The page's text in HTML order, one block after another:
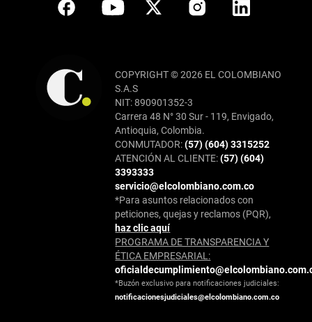
COPYRIGHT © 2026 EL COLOMBIANO
S.A.S
NIT: 890901352-3
Carrera 48 N° 30 Sur - 119, Envigado,
Antioquia, Colombia.
CONMUTADOR:(57) (604) 3315252
ATENCIÓN AL CLIENTE:(57) (604)
3393333
servicio@elcolombiano.com.co
*Para asuntos relacionados con
peticiones, quejas y reclamos (PQR),
haz clic aquí
PROGRAMA DE TRANSPARENCIA Y
ÉTICA EMPRESARIAL:
*Buzón exclusivo para notificaciones judiciales:
notificacionesjudiciales@elcolombiano.com.co